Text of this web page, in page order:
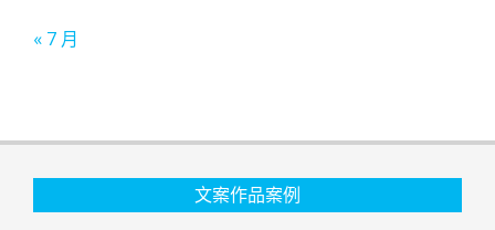
« 7 月
文案作品案例